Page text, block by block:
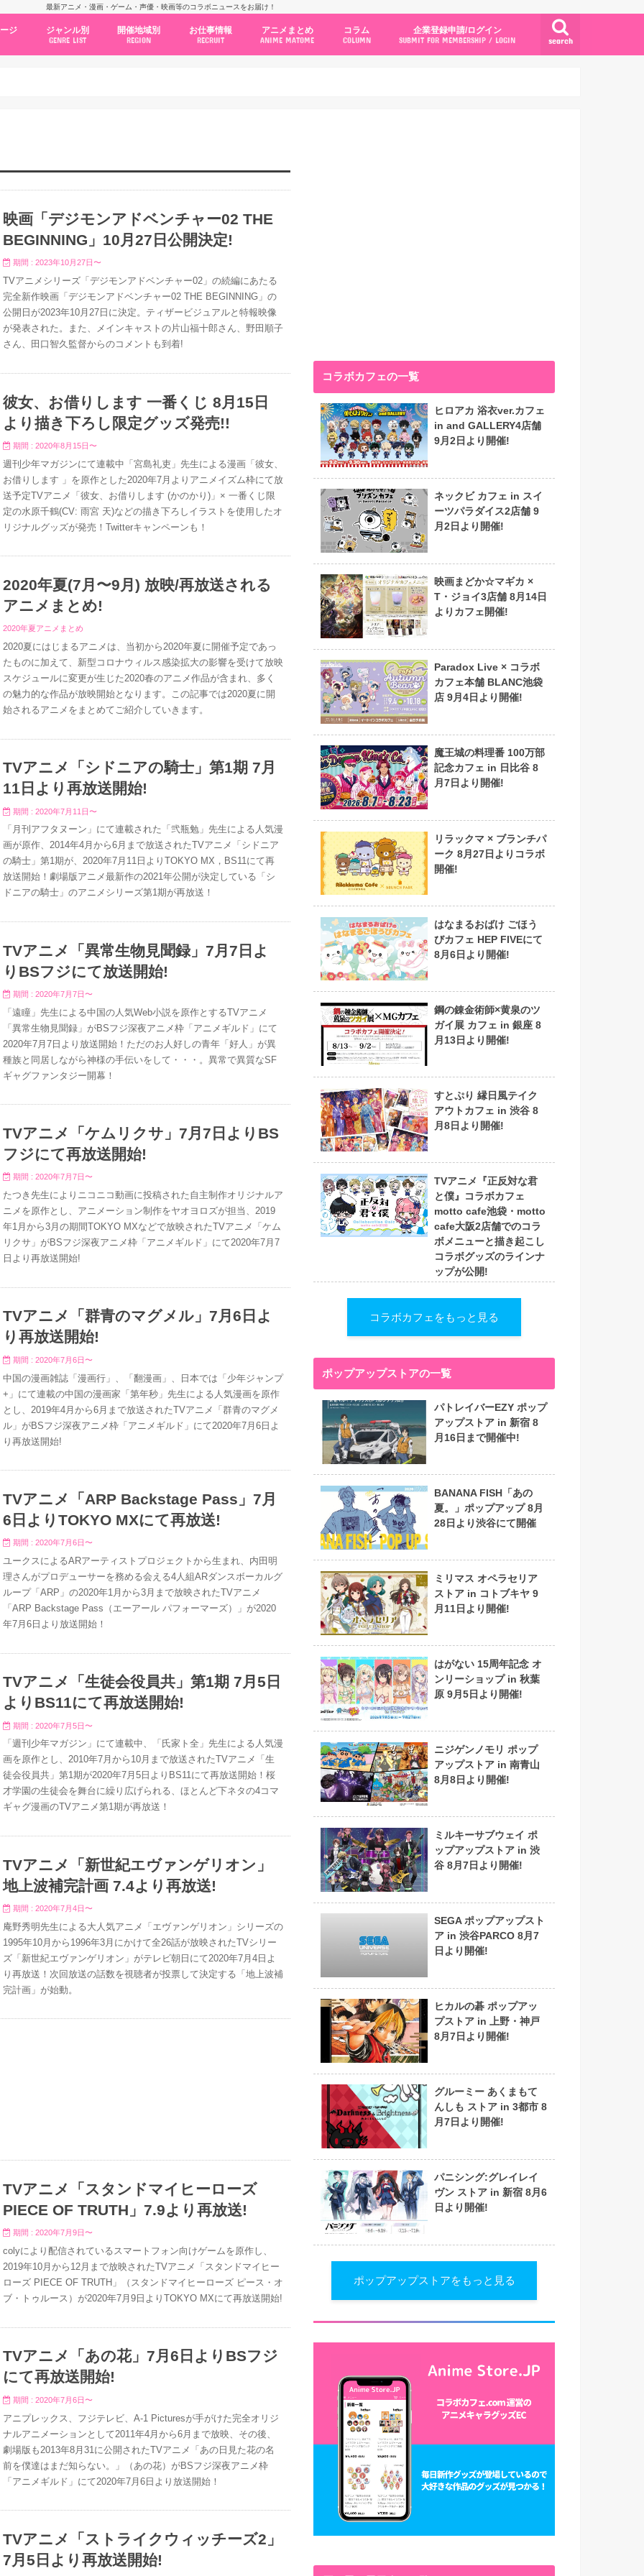
最新アニメ・漫画・ゲーム・声優・映画等のコラボニュースをお届け！
search
ジ ジャンル別
GENRE LIST
開催地域別
REGION
お仕事情報
RECRUIT
アニメまとめ
ANIME MATOME
コラム
COLUMN
企業登録申請/ログイン
SUBMIT FOR MEMBERSHIP / LOGIN
映画「デジモンアドベンチャー02 THE
BEGINNING」10月27日公開決定!
期間 : 2023年10月27日〜
TVアニメシリーズ「デジモンアドベンチャー02」の続編にあたる
完全新作映画「デジモンアドベンチャー02 THE BEGINNING」の
公開日が2023年10月27日に決定。ティザービジュアルと特報映像
が発表された。また、メインキャストの片山福十郎さん、野田順子
さん、田口智久監督からのコメントも到着!
彼女、お借りします 一番くじ 8月15日
より描き下ろし限定グッズ発売!!
期間 : 2020年8月15日〜
週刊少年マガジンにて連載中「宮島礼吏」先生による漫画「彼女、
お借りします 」を原作とした2020年7月よりアニメイズム枠にて放
送予定TVアニメ「彼女、お借りします (かのかり)」× 一番くじ限
定の水原千鶴(CV: 雨宮 天)などの描き下ろしイラストを使用したオ
リジナルグッズが発売！Twitterキャンペーンも！
2020年夏(7月〜9月) 放映/再放送される
アニメまとめ!
2020年夏アニメまとめ
2020夏にはじまるアニメは、当初から2020年夏に開催予定であっ
たものに加えて、新型コロナウィルス感染拡大の影響を受けて放映
スケジュールに変更が生じた2020春のアニメ作品が含まれ、多く
の魅力的な作品が放映開始となります。この記事では2020夏に開
始されるアニメをまとめてご紹介していきます。
TVアニメ「シドニアの騎士」第1期 7月
11日より再放送開始!
期間 : 2020年7月11日〜
「月刊アフタヌーン」にて連載された「弐瓶勉」先生による人気漫
画が原作、2014年4月から6月まで放送されたTVアニメ「シドニア
の騎士」第1期が、2020年7月11日よりTOKYO MX，BS11にて再
放送開始！劇場版アニメ最新作の2021年公開が決定している「シ
ドニアの騎士」のアニメシリーズ第1期が再放送！
TVアニメ「異常生物見聞録」7月7日よ
りBSフジにて放送開始!
期間 : 2020年7月7日〜
「遠瞳」先生による中国の人気Web小説を原作とするTVアニメ
「異常生物見聞録」がBSフジ深夜アニメ枠「アニメギルド」にて
2020年7月7日より放送開始！ただのお人好しの青年「好人」が異
種族と同居しながら神様の手伝いをして・・・。異常で異質なSF
ギャグファンタジー開幕！
TVアニメ「ケムリクサ」7月7日よりBS
フジにて再放送開始!
期間 : 2020年7月7日〜
たつき先生によりニコニコ動画に投稿された自主制作オリジナルア
ニメを原作とし、アニメーション制作をヤオヨロズが担当、2019
年1月から3月の期間TOKYO MXなどで放映されたTVアニメ「ケム
リクサ」がBSフジ深夜アニメ枠「アニメギルド」にて2020年7月7
日より再放送開始!
TVアニメ「群青のマグメル」7月6日よ
り再放送開始!
期間 : 2020年7月6日〜
中国の漫画雑誌「漫画行」、「翻漫画」、日本では「少年ジャンプ
+」にて連載の中国の漫画家「第年秒」先生による人気漫画を原作
とし、2019年4月から6月まで放送されたTVアニメ「群青のマグメ
ル」がBSフジ深夜アニメ枠「アニメギルド」にて2020年7月6日よ
り再放送開始!
TVアニメ「ARP Backstage Pass」7月
6日よりTOKYO MXにて再放送!
期間 : 2020年7月6日〜
ユークスによるARアーティストプロジェクトから生まれ、内田明
理さんがプロデューサーを務める会える4人組ARダンスボーカルグ
ループ「ARP」の2020年1月から3月まで放映されたTVアニメ
「ARP Backstage Pass（エーアール パフォーマーズ）」が2020
年7月6日より放送開始！
TVアニメ「生徒会役員共」第1期 7月5日
よりBS11にて再放送開始!
期間 : 2020年7月5日〜
「週刊少年マガジン」にて連載中、「氏家ト全」先生による人気漫
画を原作とし、2010年7月から10月まで放送されたTVアニメ「生
徒会役員共」第1期が2020年7月5日よりBS11にて再放送開始！桜
才学園の生徒会を舞台に繰り広げられる、ほとんど下ネタの4コマ
ギャグ漫画のTVアニメ第1期が再放送！
TVアニメ「新世紀エヴァンゲリオン」
地上波補完計画 7.4より再放送!
期間 : 2020年7月4日〜
庵野秀明先生による大人気アニメ「エヴァンゲリオン」シリーズの
1995年10月から1996年3月にかけて全26話が放映されたTVシリー
ズ「新世紀エヴァンゲリオン」がテレビ朝日にて2020年7月4日よ
り再放送！次回放送の話数を視聴者が投票して決定する「地上波補
完計画」が始動。
TVアニメ「スタンドマイヒーローズ
PIECE OF TRUTH」7.9より再放送!
期間 : 2020年7月9日〜
colyにより配信されているスマートフォン向けゲームを原作し、
2019年10月から12月まで放映されたTVアニメ「スタンドマイヒー
ローズ PIECE OF TRUTH」（スタンドマイヒーローズ ピース・オ
ブ・トゥルース）が2020年7月9日よりTOKYO MXにて再放送開始!
TVアニメ「あの花」7月6日よりBSフジ
にて再放送開始!
期間 : 2020年7月6日〜
アニプレックス、フジテレビ、A-1 Picturesが手がけた完全オリジ
ナルアニメーションとして2011年4月から6月まで放映、その後、
劇場版も2013年8月31に公開されたTVアニメ「あの日見た花の名
前を僕達はまだ知らない。」（あの花）がBSフジ深夜アニメ枠
「アニメギルド」にて2020年7月6日より放送開始！
TVアニメ「ストライクウィッチーズ2」
7月5日より再放送開始!
コラボカフェの一覧
ヒロアカ 浴衣ver.カフェ
in and GALLERY4店舗
9月2日より開催!
ネックビ カフェ in スイ
ーツパラダイス2店舗 9
月2日より開催!
映画まどか☆マギカ ×
T・ジョイ3店舗 8月14日
よりカフェ開催!
Paradox Live × コラボ
カフェ本舗 BLANC池袋
店 9月4日より開催!
魔王城の料理番 100万部
記念カフェ in 日比谷 8
月7日より開催!
リラックマ × ブランチパ
ーク 8月27日よりコラボ
開催!
はなまるおばけ ごほう
びカフェ HEP FIVEにて
8月6日より開催!
鋼の錬金術師×黄泉のツ
ガイ展 カフェ in 銀座 8
月13日より開催!
すとぷり 縁日風テイク
アウトカフェ in 渋谷 8
月8日より開催!
TVアニメ『正反対な君
と僕』コラボカフェ
motto cafe池袋・motto
cafe大阪2店舗でのコラ
ボメニューと描き起こし
コラボグッズのラインナ
ップが公開!
コラボカフェをもっと見る
ポップアップストアの一覧
パトレイバーEZY ポップ
アップストア in 新宿 8
月16日まで開催中!
BANANA FISH「あの
夏。」ポップアップ 8月
28日より渋谷にて開催
ミリマス オペラセリア
ストア in コトブキヤ 9
月11日より開催!
はがない 15周年記念 オ
ンリーショップ in 秋葉
原 9月5日より開催!
ニジゲンノモリ ポップ
アップストア in 南青山
8月8日より開催!
ミルキーサブウェイ ポ
ップアップストア in 渋
谷 8月7日より開催!
SEGA ポップアップスト
ア in 渋谷PARCO 8月7
日より開催!
ヒカルの碁 ポップアッ
プストア in 上野・神戸
8月7日より開催!
グルーミー あくまもて
んしも ストア in 3都市 8
月7日より開催!
パニシング:グレイレイ
ヴン ストア in 新宿 8月6
日より開催!
ポップアップストアをもっと見る